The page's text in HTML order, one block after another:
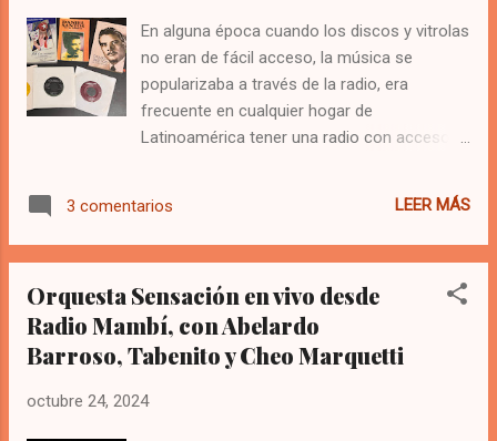
escena musical y discográfica de esa época.
Pero existieron muchos otros que contaron
con menor suerte a la hora de conseguir un
contrato para grabar o que tuvieron una vida
efímera que los relegó al total olvido. El
escasa, dejó hasta donde se conoce y se ha
impresas e...
En alguna época cuando los discos y vitrolas
no eran de fácil acceso, la música se
popularizaba a través de la radio, era
frecuente en cualquier hogar de
Latinoamérica tener una radio con acceso a
cantantes se presentaban en vivo para los
programas que estas emitían y no se
parrillas habituales, luego los fonogramas
comenzaron a llegar y se alternaban entre
música en vivo y discos comerciales, hasta
costos, determinó como ganador a los
3 comentarios LEER MÁS
Orquesta Sensación en vivo desde
Radio Mambí, con Abelardo
Barroso, Tabenito y Cheo Marquetti
octubre 24, 2024